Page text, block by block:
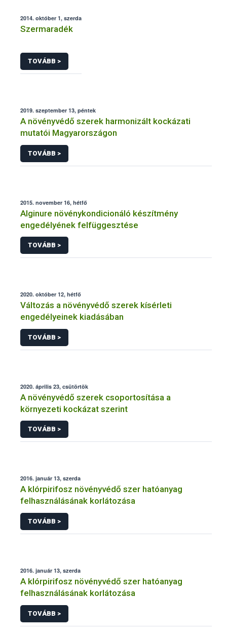
2014. október 1, szerda
Szermaradék
TOVÁBB >
2019. szeptember 13, péntek
A növényvédő szerek harmonizált kockázati
mutatói Magyarországon
TOVÁBB >
2015. november 16, hétfő
Alginure növénykondicionáló készítmény
engedélyének felfüggesztése
TOVÁBB >
2020. október 12, hétfő
Változás a növényvédő szerek kísérleti
engedélyeinek kiadásában
TOVÁBB >
2020. április 23, csütörtök
A növényvédő szerek csoportosítása a
környezeti kockázat szerint
TOVÁBB >
2016. január 13, szerda
A klórpirifosz növényvédő szer hatóanyag
felhasználásának korlátozása
TOVÁBB >
2016. január 13, szerda
A klórpirifosz növényvédő szer hatóanyag
felhasználásának korlátozása
TOVÁBB >